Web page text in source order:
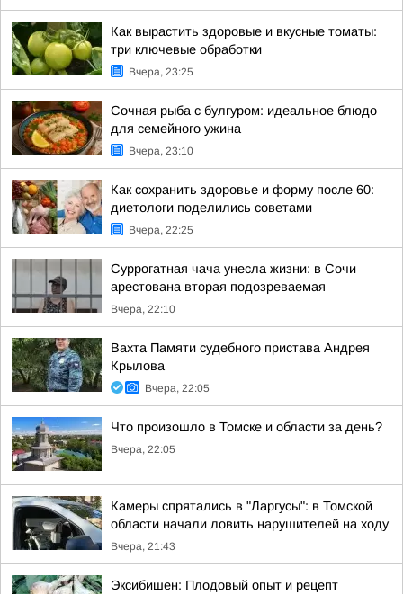
Как вырастить здоровые и вкусные томаты:
три ключевые обработки
Вчера, 23:25
Сочная рыба с булгуром: идеальное блюдо
для семейного ужина
Вчера, 23:10
Как сохранить здоровье и форму после 60:
диетологи поделились советами
Вчера, 22:25
Суррогатная чача унесла жизни: в Сочи
арестована вторая подозреваемая
Вчера, 22:10
Вахта Памяти судебного пристава Андрея
Крылова
Вчера, 22:05
Что произошло в Томске и области за день?
Вчера, 22:05
Камеры спрятались в "Ларгусы": в Томской
области начали ловить нарушителей на ходу
Вчера, 21:43
Эксибишен: Плодовый опыт и рецепт